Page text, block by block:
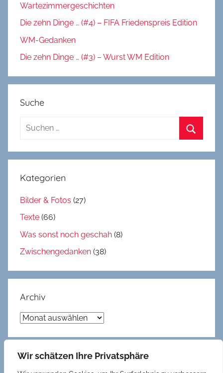
Wir schätzen Ihre Privatsphäre
Wartezimmergeschichten
Die zehn Dinge … (#4) – FIFA Friedenspreis Edition
WM-Gedanken
Die zehn Dinge … (#3) – Wurst WM Edition
Suche
Suchen
Kategorien
Bilder & Fotos (27)
Texte (66)
Was sonst noch geschah (8)
Zwischengedanken (38)
Archiv
Archiv